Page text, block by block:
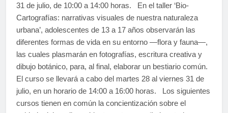
31 de julio, de 10:00 a 14:00 horas. En el taller ‘Bio-
Cartografías: narrativas visuales de nuestra naturaleza
urbana’, adolescentes de 13 a 17 años observarán las
diferentes formas de vida en su entorno —flora y fauna—,
las cuales plasmarán en fotografías, escritura creativa y
dibujo botánico, para, al final, elaborar un bestiario común.
El curso se llevará a cabo del martes 28 al viernes 31 de
julio, en un horario de 14:00 a 16:00 horas. Los siguientes
cursos tienen en común la concientización sobre el